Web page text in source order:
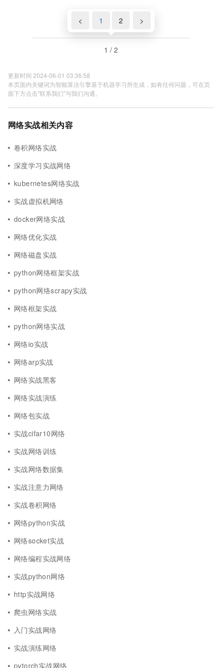
< 1 2 >
1 / 2
更新时间 2024-06-01 03:36:58
本页面内关键词为智能算法引擎基于机器学习所生成，如有任何问题，可在页
面下方点击"联系我们"与我们沟通。
网络实战相关内容
卷积网络实战
深度学习实战网络
kubernetes网络实战
实战虚拟机网络
docker网络实战
网络优化实战
网络磁盘实战
python网络框架实战
python网络scrapy实战
网络框架实战
python网络实战
网络io实战
网络arp实战
网络实战黑客
网络实战演练
网络包实战
实战cifar10网络
实战网络训练
实战网络数据集
实战注意力网络
实战卷积网络
网络python实战
网络socket实战
网络编程实战网络
实战python网络
http实战网络
爬虫网络实战
入门实战网络
实战演练网络
pytorch实战网络